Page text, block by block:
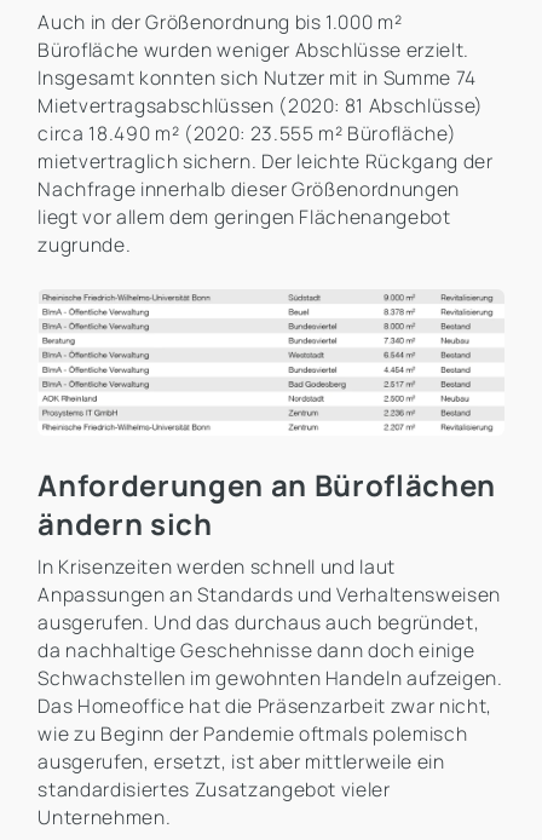
Auch in der Größenordnung bis 1.000 m²
Bürofläche wurden weniger Abschlüsse erzielt.
Insgesamt konnten sich Nutzer mit in Summe 74
Mietvertragsabschlüssen (2020: 81 Abschlüsse)
circa 18.490 m² (2020: 23.555 m² Bürofläche)
mietvertraglich sichern. Der leichte Rückgang der
Nachfrage innerhalb dieser Größenordnungen
liegt vor allem dem geringen Flächenangebot
zugrunde.
Anforderungen an Büroflächen
ändern sich
In Krisenzeiten werden schnell und laut
Anpassungen an Standards und Verhaltensweisen
ausgerufen. Und das durchaus auch begründet,
da nachhaltige Geschehnisse dann doch einige
Schwachstellen im gewohnten Handeln aufzeigen.
Das Homeoffice hat die Präsenzarbeit zwar nicht,
wie zu Beginn der Pandemie oftmals polemisch
ausgerufen, ersetzt, ist aber mittlerweile ein
standardisiertes Zusatzangebot vieler
Unternehmen.